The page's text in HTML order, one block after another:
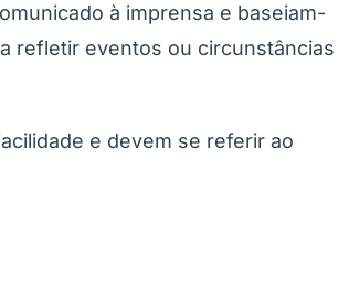
à imprensa e baseiam-
refletir eventos ou circunstâncias
e devem se referir ao